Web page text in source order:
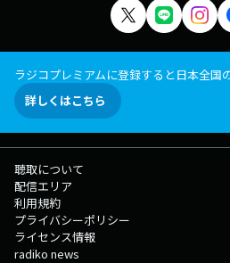
ラジコプレミアムに登録すると日本全国
詳しくはこちら
聴取について
配信エリア
利用規約
プライバシーポリシー
ライセンス情報
radiko news